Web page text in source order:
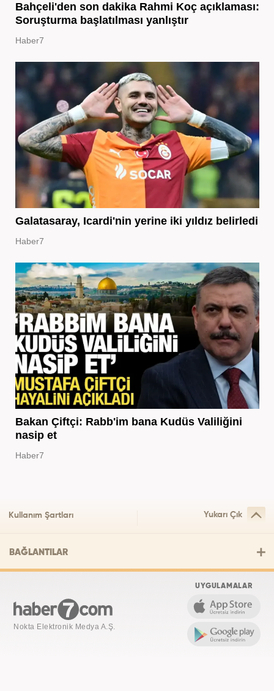
Bahçeli'den son dakika Rahmi Koç açıklaması:
Soruşturma başlatılması yanlıştır
Haber7
Galatasaray, Icardi'nin yerine iki yıldız belirledi
Haber7
Bakan Çiftçi: Rabb'im bana Kudüs Valiliğini
nasip et
Haber7
Kullanım Şartları Yukarı Çık
BAĞLANTILAR
Nokta Elektronik Medya A.Ş.
UYGULAMALAR